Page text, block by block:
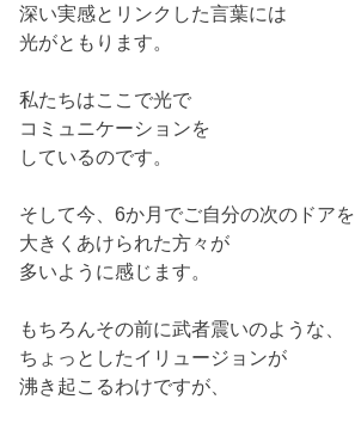
深い実感とリンクした言葉には
光がともります。
私たちはここで光で
コミュニケーションを
しているのです。
そして今、6か月でご自分の次のドアを
大きくあけられた方々が
多いように感じます。
もちろんその前に武者震いのような、
ちょっとしたイリュージョンが
沸き起こるわけですが、